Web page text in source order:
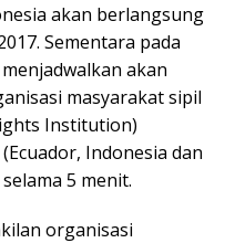
akan berlangsung
Sementara pada
akan
masyarakat sipil
Institution)
Indonesia dan
5 menit.
organisasi